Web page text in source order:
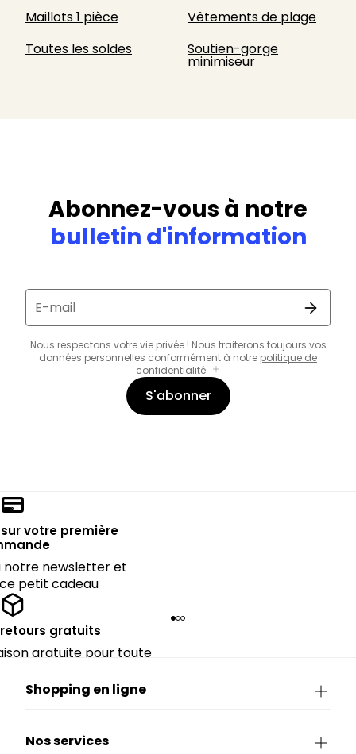
Maillots 1 pièce
Vêtements de plage
Toutes les soldes
Soutien-gorge
minimiseur
Abonnez-vous à notre
bulletin d'information
E-mail
Nous respectons votre vie privée ! Nous traiterons toujours vos
données personnelles conformément à notre politique de
confidentialité.
S'abonner
votre première
notre newsletter et
petit cadeau
gratuits
gratuite pour toute
Shopping en ligne
Nos services